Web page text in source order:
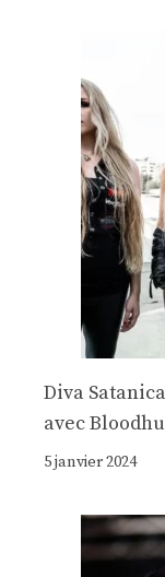
Diva
avec
5 janvier 2024